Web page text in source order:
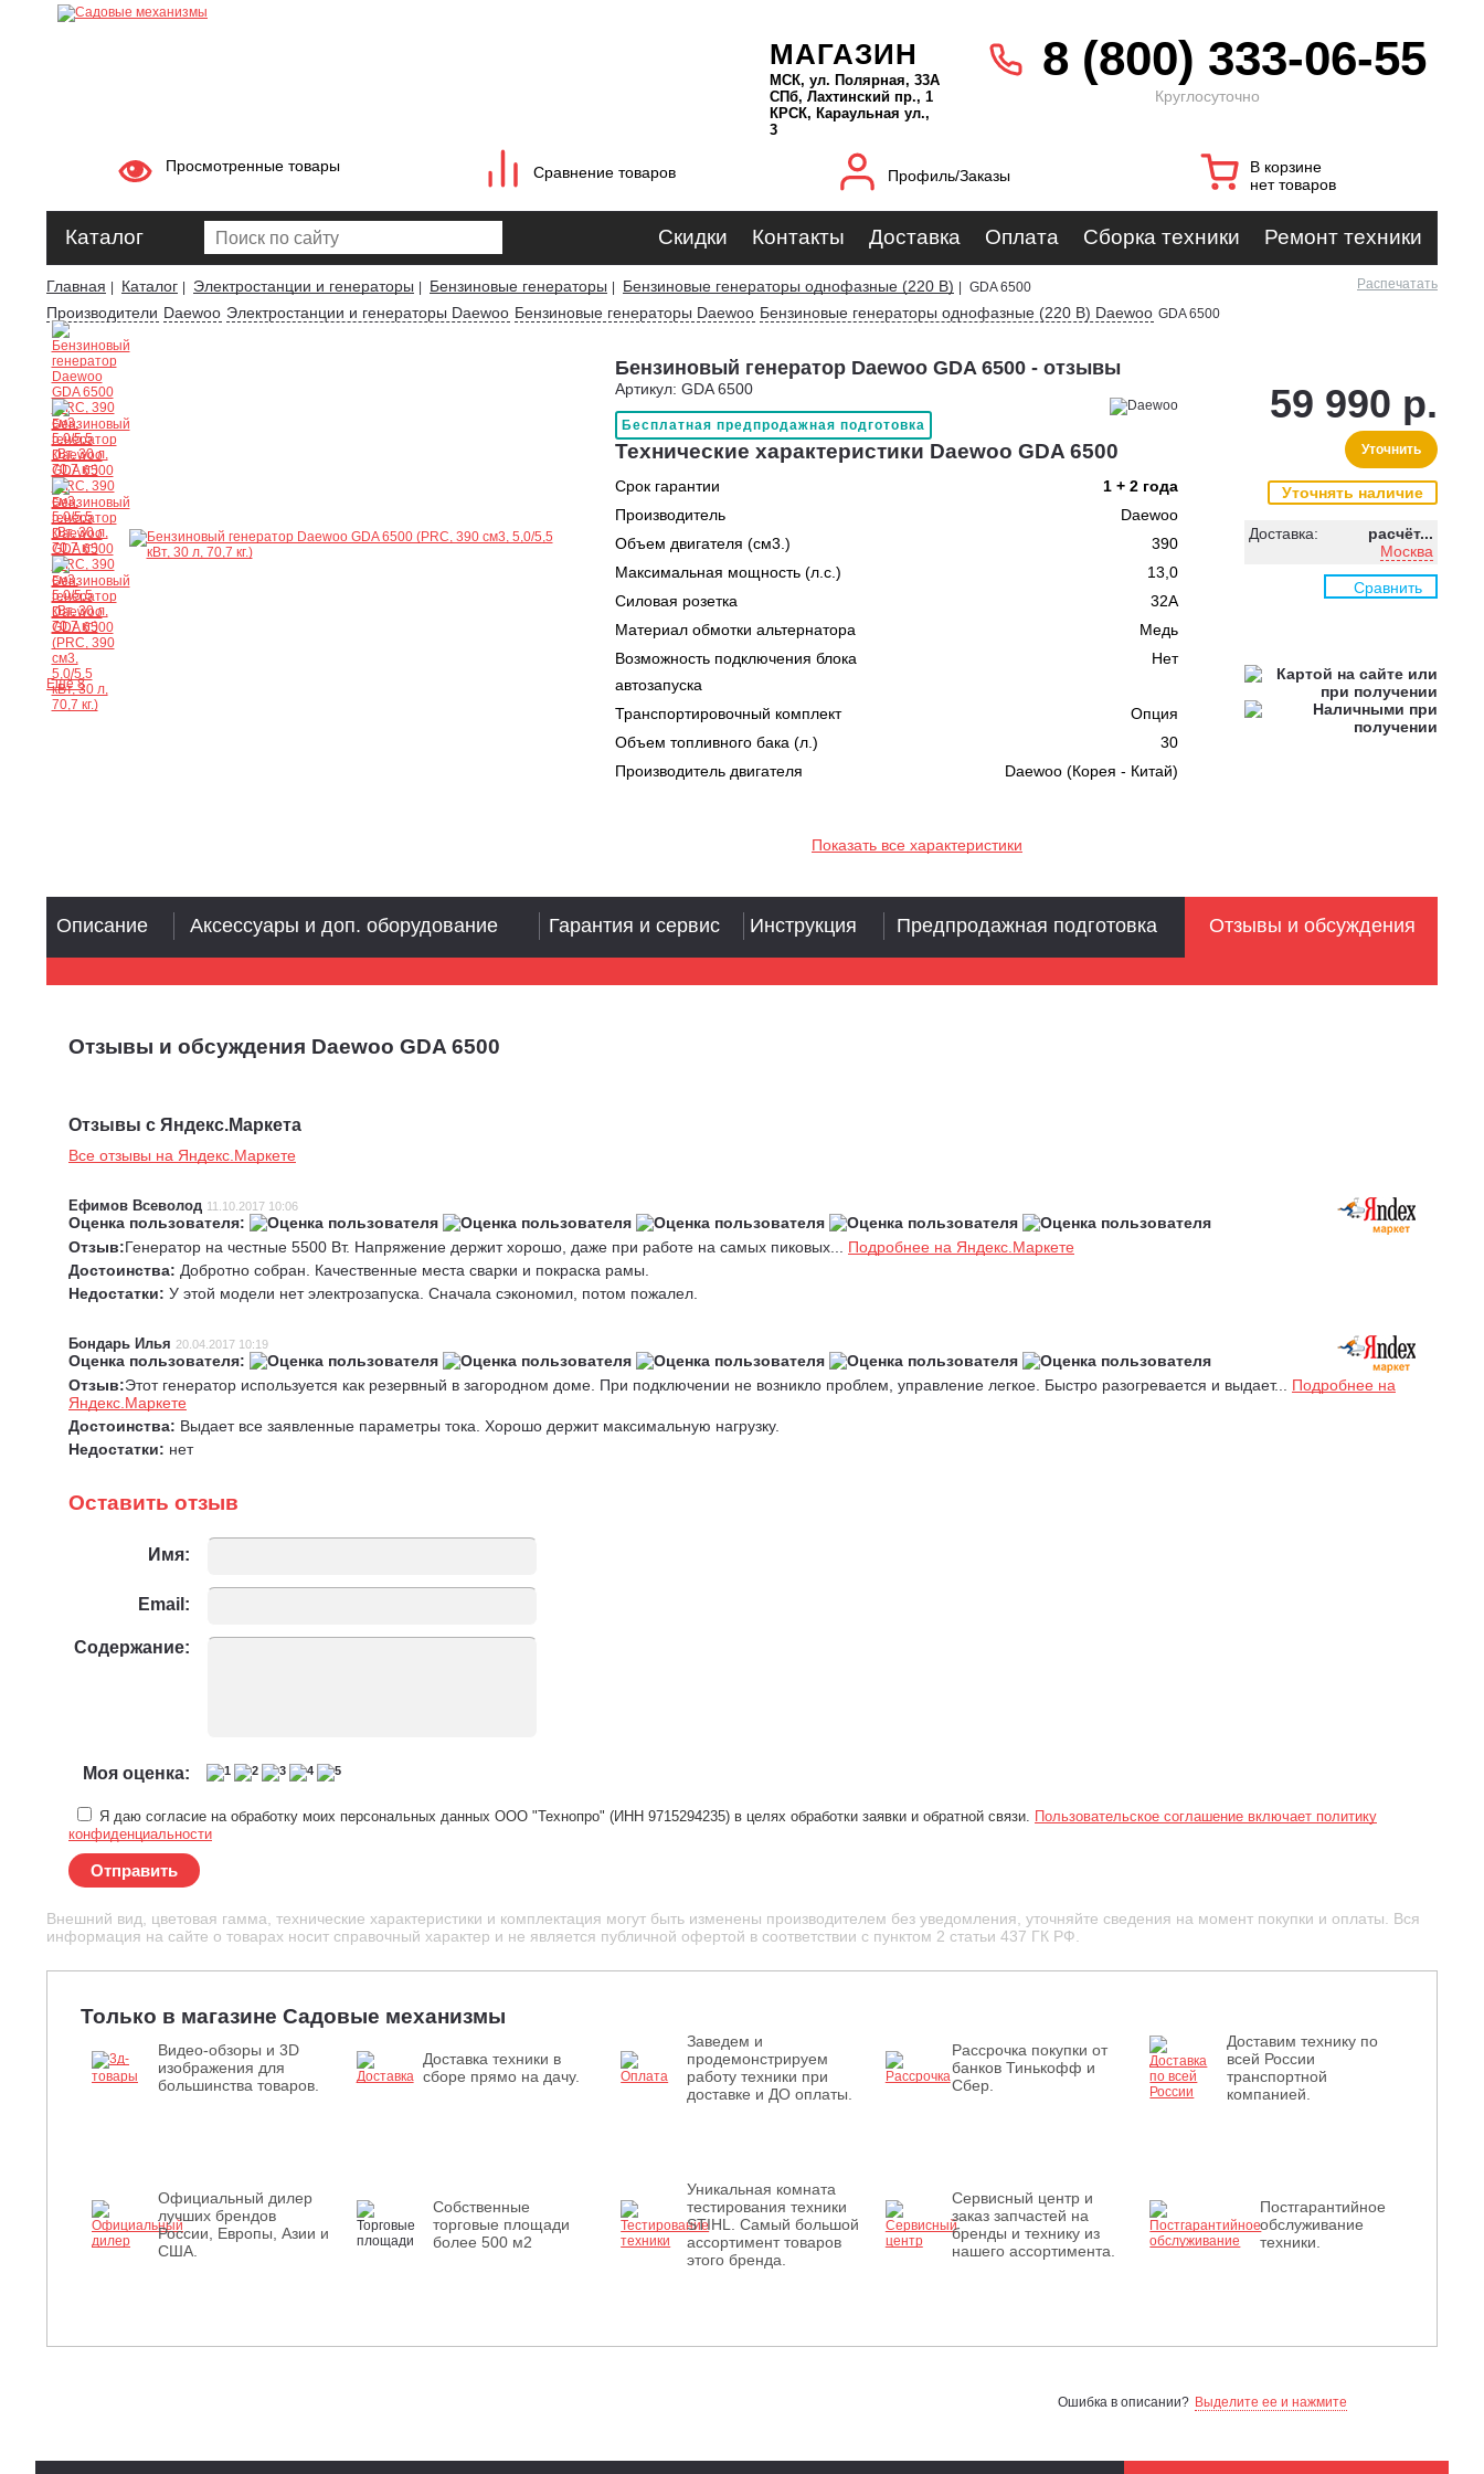
МАГАЗИН
МСК, ул. Полярная, 33А
СПб, Лахтинский пр., 1
КРСК, Караульная ул.,
3
8 (800) 333-06-55
Круглосуточно
Просмотренные товары Сравнение товаров Профиль/Заказы
В корзине
нет товаров
Каталог Скидки Контакты Доставка Оплата Сборка техники Ремонт техники
Главная Каталог Электростанции и генераторы Бензиновые генераторы Бензиновые генераторы однофазные (220 В) GDA 6500 Распечатать
Производители Daewoo Электростанции и генераторы Daewoo Бензиновые генераторы Daewoo Бензиновые генераторы однофазные (220 В) Daewoo GDA 6500
Ещё 8
Бензиновый генератор Daewoo GDA 6500 - отзывы
Артикул: GDA 6500
Бесплатная предпродажная подготовка
Технические характеристики Daewoo GDA 6500
Срок гарантии
1 + 2 года
Производитель
Daewoo
Объем двигателя (см3.)
390
Максимальная мощность (л.с.)
13,0
Силовая розетка
32A
Материал обмотки альтернатора
Медь
Возможность подключения блока
автозапуска
Нет
Транспортировочный комплект
Опция
Объем топливного бака (л.)
30
Производитель двигателя
Daewoo (Корея - Китай)
Показать все характеристики
59 990 р.
Уточнить
Уточнять наличие
Доставка:
расчёт...
Москва
Сравнить
Отзывы и обсуждения Daewoo GDA 6500
Отзывы с Яндекс.Маркета
Все отзывы на Яндекс.Маркете
Ефимов Всеволод 11.10.2017 10:06
Оценка пользователя:
Отзыв:Генератор на честные 5500 Вт. Напряжение держит хорошо, даже при работе на самых пиковых... Подробнее на Яндекс.Маркете
Достоинства: Добротно собран. Качественные места сварки и покраска рамы.
Недостатки: У этой модели нет электрозапуска. Сначала сэкономил, потом пожалел.
Бондарь Илья 20.04.2017 10:19
Оценка пользователя:
Отзыв:Этот генератор используется как резервный в загородном доме. При подключении не возникло проблем, управление легкое. Быстро разогревается и выдает... Подробнее на
Яндекс.Маркете
Достоинства: Выдает все заявленные параметры тока. Хорошо держит максимальную нагрузку.
Недостатки: нет
Оставить отзыв
Имя:
Email:
Содержание:
Моя оценка:
Я даю согласие на обработку моих персональных данных ООО "Технопро" (ИНН 9715294235) в целях обработки заявки и обратной связи. Пользовательское соглашение включает политику
конфиденциальности
Отправить
Описание Аксессуары и доп. оборудование Гарантия и сервис Инструкция Предпродажная подготовка Отзывы и обсуждения
Внешний вид, цветовая гамма, технические характеристики и комплектация могут быть изменены производителем без уведомления, уточняйте сведения на момент покупки и оплаты. Вся
информация на сайте о товарах носит справочный характер и не является публичной офертой в соответствии с пунктом 2 статьи 437 ГК РФ.
Только в магазине Садовые механизмы
Видео-обзоры и 3D
изображения для
большинства товаров.
Доставка техники в
сборе прямо на дачу.
Заведем и
продемонстрируем
работу техники при
доставке и ДО оплаты.
Рассрочка покупки от
банков Тинькофф и
Сбер.
Доставим технику по
всей России
транспортной
компанией.
Официальный дилер
лучших брендов
России, Европы, Азии и
США.
Собственные
торговые площади
более 500 м2
Уникальная комната
тестирования техники
STIHL. Самый большой
ассортимент товаров
этого бренда.
Сервисный центр и
заказ запчастей на
бренды и технику из
нашего ассортимента.
Постгарантийное
обслуживание
техники.
Ошибка в описании? Выделите ее и нажмите